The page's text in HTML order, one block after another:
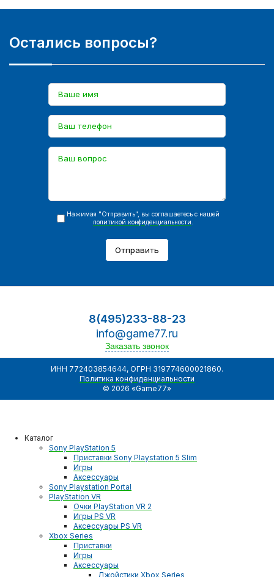
Остались вопросы?
Нажимая "Отправить", вы соглашаетесь с нашей
политикой конфиденциальности
Отправить
8(495)233-88-23
info@game77.ru
Заказать звонок
ИНН 772403854644, ОГРН 319774600021860.
Политика конфиденциальности
© 2026 «Game77»
Каталог
Sony PlayStation 5
Приставки Sony Playstation 5 Slim
Игры
Аксессуары
Sony Playstation Portal
PlayStation VR
Очки PlayStation VR 2
Игры PS VR
Аксессуары PS VR
Xbox Series
Приставки
Игры
Аксессуары
Джойстики Xbox Series